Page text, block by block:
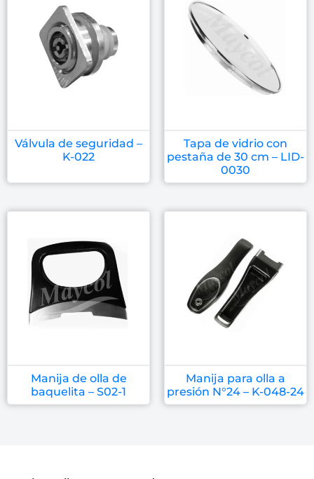
Válvula de seguridad –
K-022
Tapa de vidrio con
pestaña de 30 cm – LID-
0030
Manija de olla de
baquelita – S02-1
Manija para olla a
presión N°24 – K-048-24